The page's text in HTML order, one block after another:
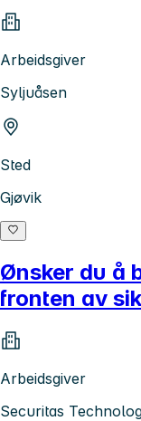
Arbeidsgiver
Syljuåsen
Sted
Gjøvik
Ønsker du å
fronten av
Arbeidsgiver
Securitas